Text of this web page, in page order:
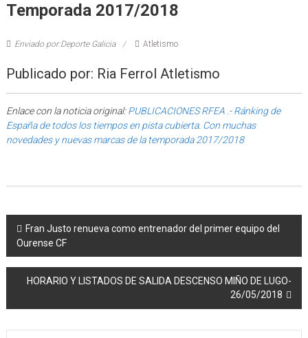
Temporada 2017/2018
Enviado por:Deporte Galicia Atletismo
Publicado por: Ria Ferrol Atletismo
Enlace con la noticia original:PUBLICACIONES RFEA .- Ránking de
España de todos los tiempos en pista cubierta. Con muchas
novedades y nuevas marcas de la temporada 2017/2018
Post navigation
Fran Justo renueva como entrenador del primer equipo del
Ourense CF
HORARIO Y LISTADOS DE SALIDA DESCENSO MIÑO DE LUGO-
26/05/2018